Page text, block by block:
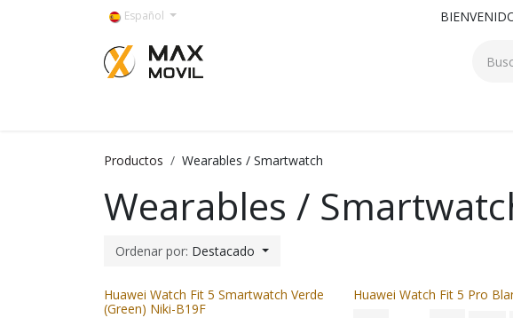
Español
Productos Wearables / Smartwatch
Wearables /
Ordenar por: Destacado
Huawei Watch Fit 5 Smartwatch Verde
(Green) Niki-B19F
Huawei Watch Fit 5 Pro